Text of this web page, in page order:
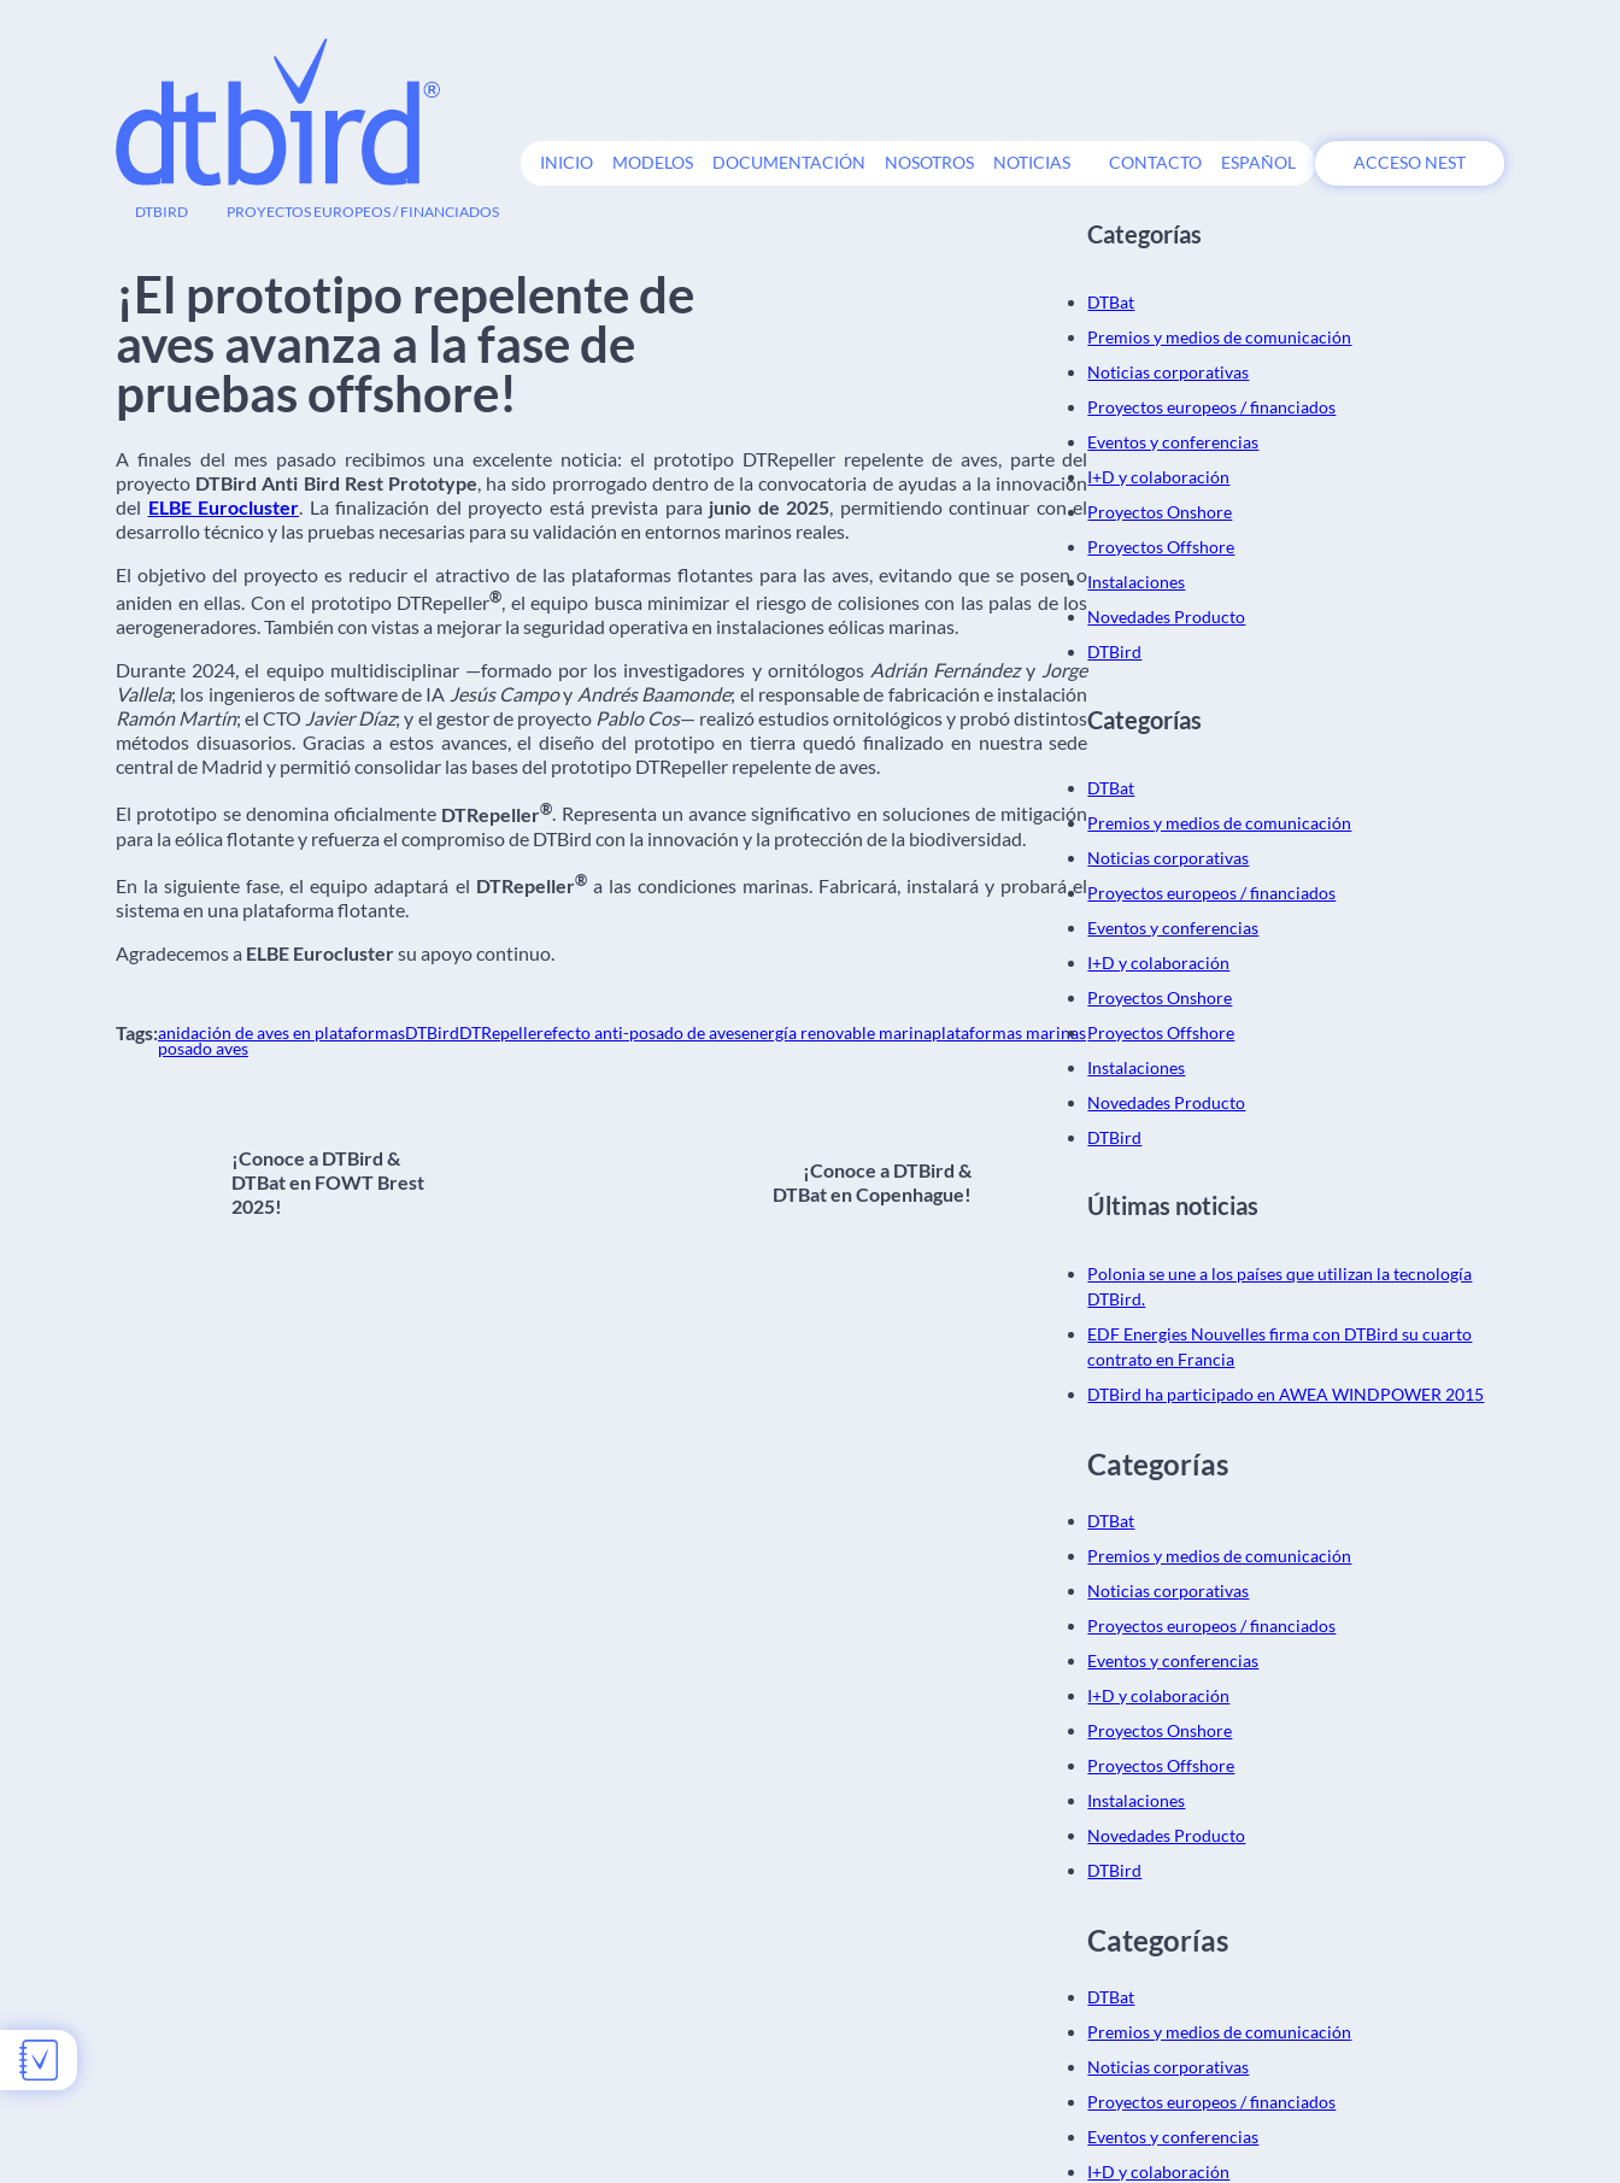
INICIO MODELOS DOCUMENTACIÓN NOSOTROS NOTICIAS CONTACTO ESPAÑOL ACCESO NEST
25
DTBIRD PROYECTOS EUROPEOS / FINANCIADOS
¡El prototipo repelente de
aves avanza a la fase de
pruebas offshore!
A finales del mes pasado recibimos una excelente noticia: el prototipo DTRepeller repelente de aves, parte del
proyecto DTBird Anti Bird Rest Prototype, ha sido prorrogado dentro de la convocatoria de ayudas a la innovación
del ELBE Eurocluster. La finalización del proyecto está prevista para junio de 2025, permitiendo continuar con el
desarrollo técnico y las pruebas necesarias para su validación en entornos marinos reales.
El objetivo del proyecto es reducir el atractivo de las plataformas flotantes para las aves, evitando que se posen o
aniden en ellas. Con el prototipo DTRepeller®, el equipo busca minimizar el riesgo de colisiones con las palas de los
aerogeneradores. También con vistas a mejorar la seguridad operativa en instalaciones eólicas marinas.
Durante 2024, el equipo multidisciplinar —formado por los investigadores y ornitólogos Adrián Fernándezy Jorge
Vallela; los ingenieros de software de IA Jesús Campoy Andrés Baamonde; el responsable de fabricación e instalación
Ramón Martín; el CTO Javier Díaz; y el gestor de proyecto Pablo Cos— realizó estudios ornitológicos y probó distintos
métodos disuasorios. Gracias a estos avances, el diseño del prototipo en tierra quedó finalizado en nuestra sede
central de Madrid y permitió consolidar las bases del prototipo DTRepeller repelente de aves.
El prototipo se denomina oficialmente DTRepeller®. Representa un avance significativo en soluciones de mitigación
para la eólica flotante y refuerza el compromiso de DTBird con la innovación y la protección de la biodiversidad.
En la siguiente fase, el equipo adaptará el DTRepeller®a las condiciones marinas. Fabricará, instalará y probará el
sistema en una plataforma flotante.
Agradecemos a ELBE Euroclustersu apoyo continuo.
Tags:anidación de aves en plataformasDTBirdDTRepellerefecto anti-posado de avesenergía renovable marinaplataformas marinas
posado aves
¡Conoce a DTBird &
DTBat en FOWT Brest
2025!
¡Conoce a DTBird &
DTBat en Copenhague!
Categorías
DTBat
Premios y medios de comunicación
Noticias corporativas
Proyectos europeos / financiados
Eventos y conferencias
I+D y colaboración
Proyectos Onshore
Proyectos Offshore
Instalaciones
Novedades Producto
DTBird
Categorías
DTBat
Premios y medios de comunicación
Noticias corporativas
Proyectos europeos / financiados
Eventos y conferencias
I+D y colaboración
Proyectos Onshore
Proyectos Offshore
Instalaciones
Novedades Producto
DTBird
Últimas noticias
Polonia se une a los países que utilizan la tecnología
DTBird.
EDF Energies Nouvelles firma con DTBird su cuarto
contrato en Francia
DTBird ha participado en AWEA WINDPOWER 2015
Categorías
DTBat
Premios y medios de comunicación
Noticias corporativas
Proyectos europeos / financiados
Eventos y conferencias
I+D y colaboración
Proyectos Onshore
Proyectos Offshore
Instalaciones
Novedades Producto
DTBird
Categorías
DTBat
Premios y medios de comunicación
Noticias corporativas
Proyectos europeos / financiados
Eventos y conferencias
I+D y colaboración